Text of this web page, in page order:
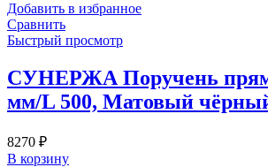
Добавить в избранное
Сравнить
Быстрый просмотр
СУНЕРЖА Поручень
мм/L 500, Матовый
8270 ₽
В корзину